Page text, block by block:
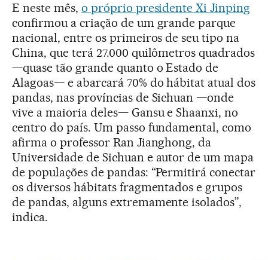
E neste mês, o próprio presidente Xi Jinping
confirmou a criação de um grande parque
nacional, entre os primeiros de seu tipo na
China, que terá 27.000 quilômetros quadrados
—quase tão grande quanto o Estado de
Alagoas— e abarcará 70% do hábitat atual dos
pandas, nas províncias de Sichuan —onde
vive a maioria deles— Gansu e Shaanxi, no
centro do país. Um passo fundamental, como
afirma o professor Ran Jianghong, da
Universidade de Sichuan e autor de um mapa
de populações de pandas: “Permitirá conectar
os diversos hábitats fragmentados e grupos
de pandas, alguns extremamente isolados”,
indica.